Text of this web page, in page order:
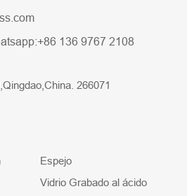
+86 136 9767 2108
266071
Espejo
Vidrio Grabado al ácido